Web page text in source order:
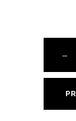
AplauZ
Rosé